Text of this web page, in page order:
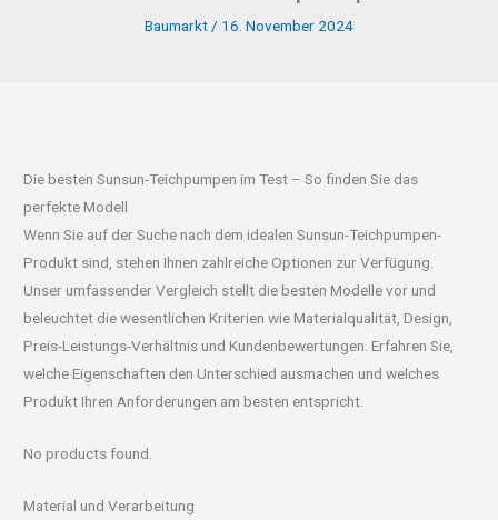
Baumarkt / 16. November 2024
Die besten Sunsun-Teichpumpen im Test – So finden Sie das
perfekte Modell
Wenn Sie auf der Suche nach dem idealen Sunsun-Teichpumpen-
Produkt sind, stehen Ihnen zahlreiche Optionen zur Verfügung.
Unser umfassender Vergleich stellt die besten Modelle vor und
beleuchtet die wesentlichen Kriterien wie Materialqualität, Design,
Preis-Leistungs-Verhältnis und Kundenbewertungen. Erfahren Sie,
welche Eigenschaften den Unterschied ausmachen und welches
Produkt Ihren Anforderungen am besten entspricht.
No products found.
Material und Verarbeitung